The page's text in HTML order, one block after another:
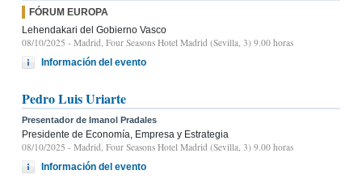
FÓRUM EUROPA
Lehendakari del Gobierno Vasco
08/10/2025 - Madrid, Four Seasons Hotel Madrid (Sevilla, 3) 9.00 horas
Información del evento
Pedro Luis Uriarte
Presentador de Imanol Pradales
Presidente de Economía, Empresa y Estrategia
08/10/2025 - Madrid, Four Seasons Hotel Madrid (Sevilla, 3) 9.00 horas
Información del evento